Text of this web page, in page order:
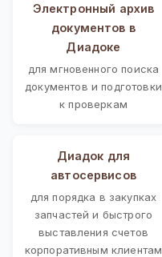
Электронный архив
документов в
Диадоке
для мгновенного поиска
документов и подготовки
к проверкам
Диадок для
автосервисов
для порядка в закупках
запчастей и быстрого
выставления счетов
корпоративным клиентам